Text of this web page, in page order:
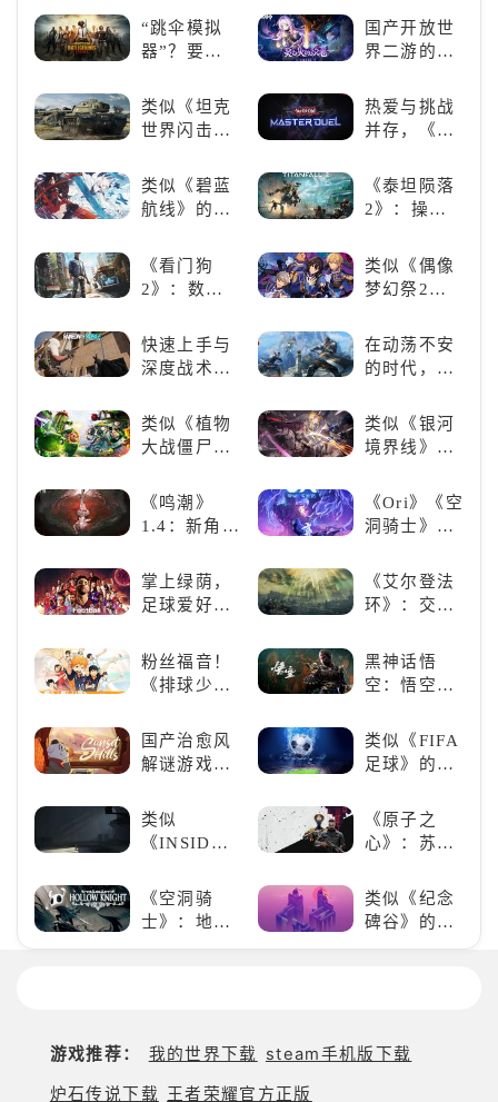
魄的忍者之
旅
“跳伞模拟
器”？要
“刚”？
国产开放世
界二游的里
神》
类似《坦克
世界闪击
（WOTB）
的军事类游
爱的装备出
发吧！
热爱与挑战
并存，《游
决斗》，牌
佬都爱玩的
类似《碧蓝
航线》的养
养成你的梦
想！
《泰坦陨落
2》：操控
未来战场；
跑酷突袭，
改写战斗格
《看门狗
2》：数字
狂欢
类似《偶像
梦幻祭2》
游推荐：完
美还原偶像
像团
快速上手与
深度战术兼
六号M》是
否值得入
在动荡不安
的时代，踏
类似《植物
大战僵尸》
游戏，休闲
娱乐尽在手
类似《银河
境界线》的
类手游推
荐：极致策
《鸣潮》
1.4：新角
情，全新冒
险体验！
《Ori》《空
洞骑士》
胞》横向对
比，不知道
掌上绿荫，
足球爱好者
况足球》
《艾尔登法
环》：交界
奇与魂系新
巅峰
粉丝福音！
《排球少
HIGH!!》手
游还原经典
黑神话悟
空：悟空携
来，游戏界
的东方巨
国产治愈风
解谜游戏
丘》
类似《FIFA
足球》的足
荐！快来赢
得世界冠军
类似
《INSIDE》
戏！快动起
你的小脑筋
《原子之
心》：苏联
游戏盛宴与
瑕疵
《空洞骑
士》：地下
世界的深度
类似《纪念
碑谷》的解
谜类游戏推
游戏推荐： 我的世界下载 steam手机版下载
炉石传说下载 王者荣耀官方正版